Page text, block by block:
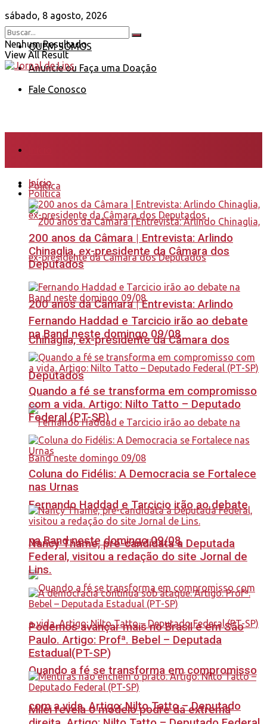
sábado, 8 agosto, 2026
QUEM SOMOS
Anuncie ou Faça uma Doação
Fale Conosco
Nenhum Resultado
View All Result
Política
200 anos da Câmara | Entrevista: Arlindo
Chinaglia, ex-presidente da Câmara dos
Deputados
Fernando Haddad e Tarcicio irão ao debate
na Band neste domingo 09/08
Quando a fé se transforma em compromisso
com a vida. Artigo: Nilto Tatto – Deputado
Início
Política
200 anos da Câmara | Entrevista: Arlindo
Chinaglia, ex-presidente da Câmara dos
Deputados
Fernando Haddad e Tarcicio irão ao debate
na Band neste domingo 09/08
Quando a fé se transforma em compromisso
com a vida. Artigo: Nilto Tatto – Deputado
Federal (PT-SP)
Coluna do Fidélis: A Democracia se Fortalece
nas Urnas
Nancy Thame, pré-candidata a Deputada
Federal, visitou a redação do site Jornal de
Lins.
Podemos avançar mais no Brasil e em São
Paulo. Artigo: Profª. Bebel – Deputada
Estadual(PT-SP)
Milei revela o modelo podre da extrema